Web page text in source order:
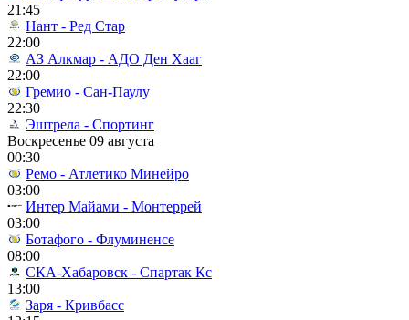
21:45
Нант - Ред Стар
22:00
АЗ Алкмар - АДО Ден Хааг
22:00
Гремио - Сан-Паулу
22:30
Эштрела - Спортинг
Воскресенье 09 августа
00:30
Ремо - Атлетико Минейро
03:00
Интер Майами - Монтеррей
03:00
Ботафого - Флуминенсе
08:00
СКА-Хабаровск - Спартак Кс
13:00
Заря - Кривбасс